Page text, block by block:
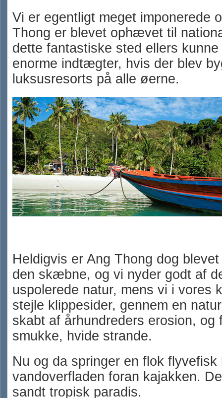
Vi er egentligt meget imponerede
Thong er blevet ophævet til
dette fantastiske sted ellers kunne
enorme indtægter, hvis der blev
luksusresorts på alle øerne.
Heldigvis er Ang Thong dog
den skæbne, og vi nyder godt af
uspolerede natur, mens vi i vores
stejle klippesider, gennem en
skabt af århundreders erosion, og
smukke, hvide strande.
Nu og da springer en flok flyvefisk
vandoverfladen foran kajakken.
sandt tropisk paradis.